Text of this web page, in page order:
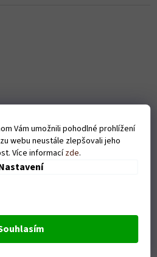
Vám umožnili pohodlné prohlížení
webu neustále zlepšovali jeho
Více informacízde.